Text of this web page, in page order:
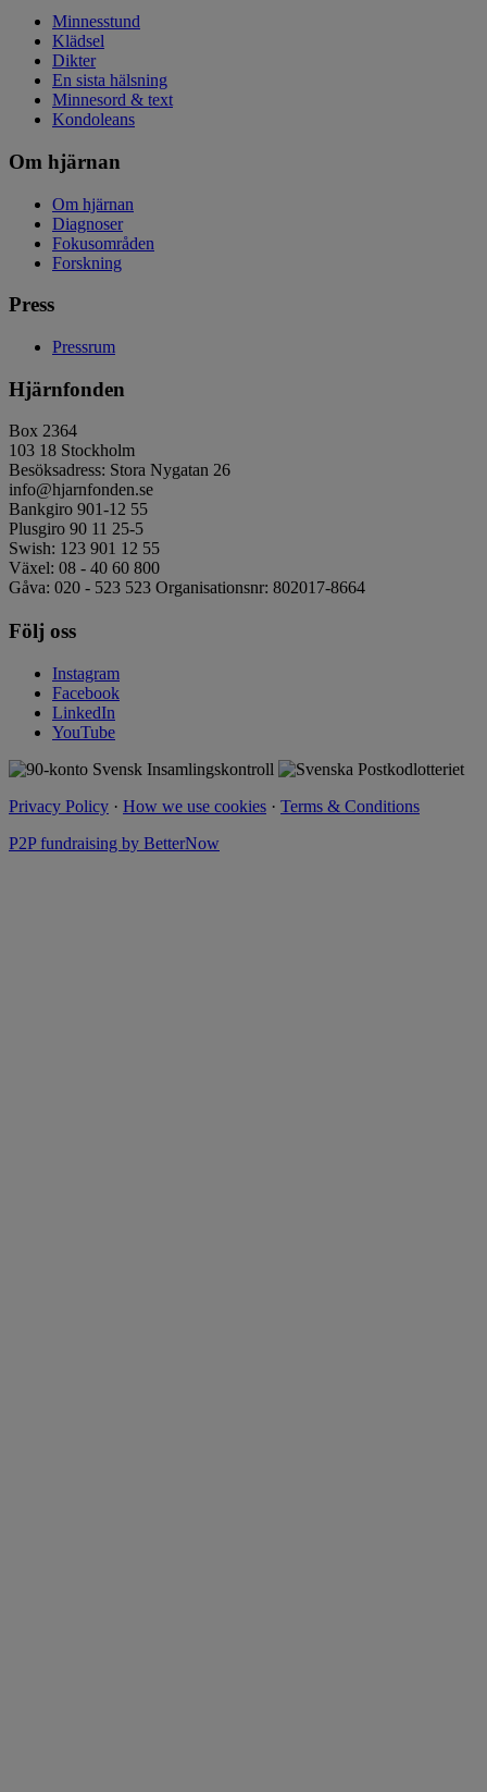
Minnesstund
Klädsel
Dikter
En sista hälsning
Minnesord & text
Kondoleans
Om hjärnan
Om hjärnan
Diagnoser
Fokusområden
Forskning
Press
Pressrum
Hjärnfonden
Box 2364
103 18 Stockholm
Besöksadress: Stora Nygatan 26
info@hjarnfonden.se
Bankgiro 901-12 55
Plusgiro 90 11 25-5
Swish: 123 901 12 55
Växel: 08 - 40 60 800
Gåva: 020 - 523 523 Organisationsnr: 802017-8664
Följ oss
Instagram
Facebook
LinkedIn
YouTube
Privacy Policy · How we use cookies · Terms & Conditions
P2P fundraising by BetterNow